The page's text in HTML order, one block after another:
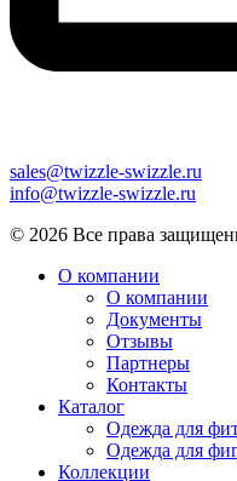
sales@twizzle-swizzle.ru
info@twizzle-swizzle.ru
© 2026 Все права
О компании
О компании
Документы
Отзывы
Партнеры
Контакты
Каталог
Одежда для
Одежда для
Коллекции